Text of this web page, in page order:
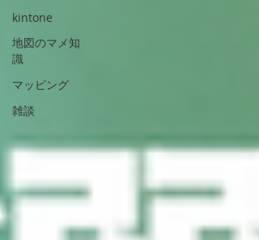
kintone
地図のマメ知
識
マッピング
雑談